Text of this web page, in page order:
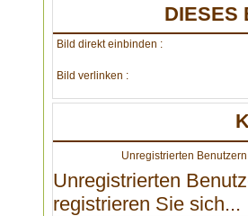
DIESES
Bild direkt einbinden :
Bild verlinken :
Unregistrierten
Unregistrierten
registrieren Sie sich...